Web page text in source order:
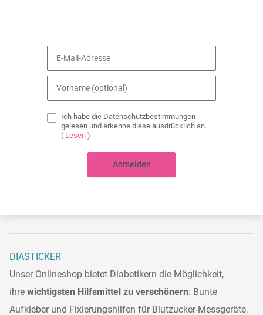
Ich habe die Datenschutzbestimmungen
gelesen und erkenne diese ausdrücklich an.
( Lesen )
Anmelden
DIASTICKER
Unser Onlineshop bietet Diabetikern die Möglichkeit,
ihre wichtigsten Hilfsmittel zu verschönern: Bunte
Aufkleber und Fixierungshilfen für Blutzucker-Messgeräte,